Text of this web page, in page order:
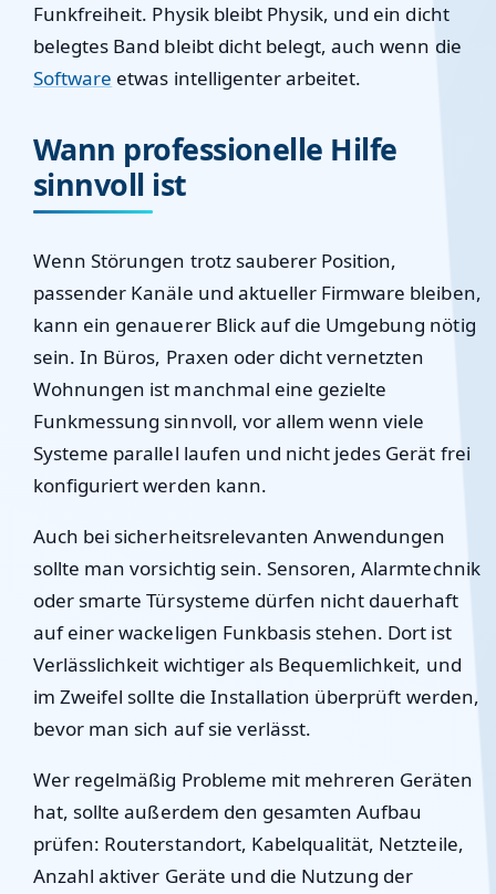
Funkfreiheit. Physik bleibt Physik, und ein dicht
belegtes Band bleibt dicht belegt, auch wenn die
Software etwas intelligenter arbeitet.
Wann professionelle Hilfe
sinnvoll ist
Wenn Störungen trotz sauberer Position,
passender Kanäle und aktueller Firmware bleiben,
kann ein genauerer Blick auf die Umgebung nötig
sein. In Büros, Praxen oder dicht vernetzten
Wohnungen ist manchmal eine gezielte
Funkmessung sinnvoll, vor allem wenn viele
Systeme parallel laufen und nicht jedes Gerät frei
konfiguriert werden kann.
Auch bei sicherheitsrelevanten Anwendungen
sollte man vorsichtig sein. Sensoren, Alarmtechnik
oder smarte Türsysteme dürfen nicht dauerhaft
auf einer wackeligen Funkbasis stehen. Dort ist
Verlässlichkeit wichtiger als Bequemlichkeit, und
im Zweifel sollte die Installation überprüft werden,
bevor man sich auf sie verlässt.
Wer regelmäßig Probleme mit mehreren Geräten
hat, sollte außerdem den gesamten Aufbau
prüfen: Routerstandort, Kabelqualität, Netzteile,
Anzahl aktiver Geräte und die Nutzung der